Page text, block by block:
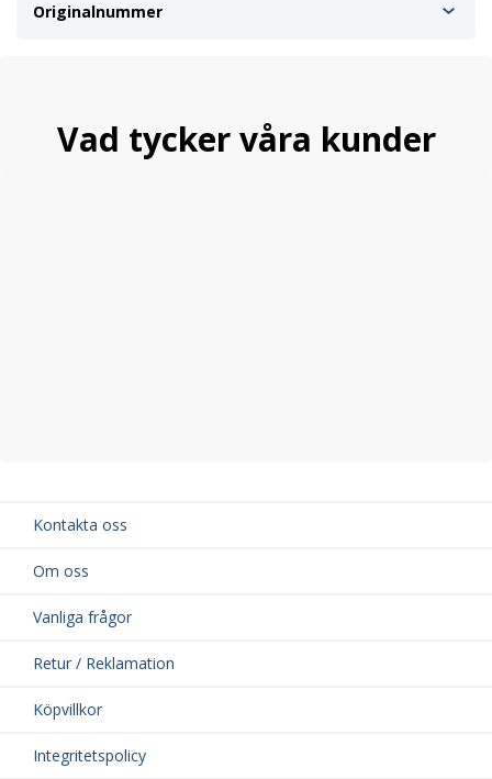
Originalnummer
Vad tycker våra kunder
Kontakta oss
Om oss
Vanliga frågor
Retur / Reklamation
Köpvillkor
Integritetspolicy